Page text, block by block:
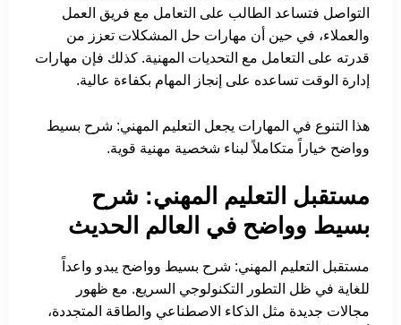
التواصل فتساعد الطالب على التعامل مع فريق العمل
والعملاء، في حين أن مهارات حل المشكلات تعزز من
قدرته على التعامل مع التحديات المهنية. كذلك فإن مهارات
إدارة الوقت تساعده على إنجاز المهام بكفاءة عالية.
هذا التنوع في المهارات يجعل التعليم المهني: شرح بسيط
وواضح خياراً متكاملاً لبناء شخصية مهنية قوية.
مستقبل التعليم المهني: شرح
بسيط وواضح في العالم الحديث
مستقبل التعليم المهني: شرح بسيط وواضح يبدو واعداً
للغاية في ظل التطور التكنولوجي السريع. مع ظهور
مجالات جديدة مثل الذكاء الاصطناعي والطاقة المتجددة،